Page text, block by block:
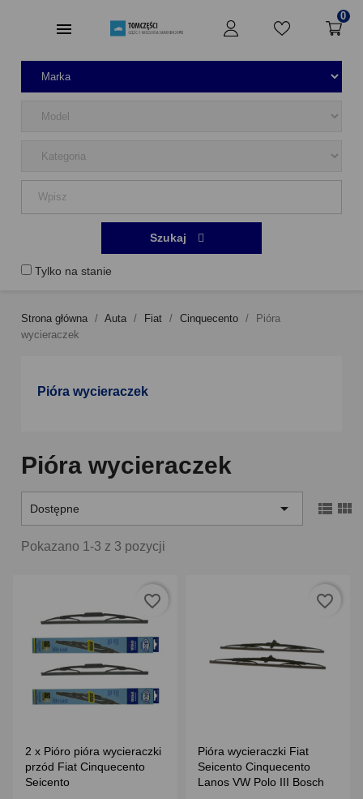
0
Tylko na stanie
Szukaj
Strona główna Auta Fiat Cinquecento
Pióra
wycieraczek
Pióra wycieraczek
Pióra wycieraczek
Dostępne   
Pokazano 1-3 z 3 pozycji
2 x Pióro pióra wycieraczki
przód Fiat Cinquecento
Seicento
favorite_border
Pióra wycieraczki Fiat
Seicento Cinquecento
Lanos VW Polo III Bosch
favorite_border